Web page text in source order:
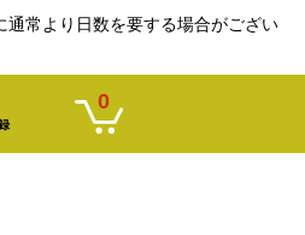
常より日数を要する場合がござい
0